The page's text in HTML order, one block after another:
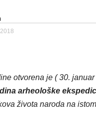
otvorena je ( 30.
arheološke
života naroda na